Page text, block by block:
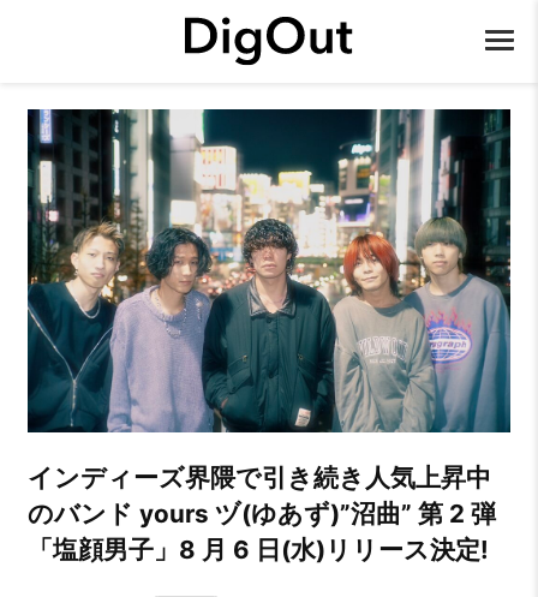
インディーズ界隈で引き続き人気上昇中
のバンド yours ヅ(ゆあず)”沼曲” 第 2 弾
「塩顔男子」8 月 6 日(水)リリース決定!